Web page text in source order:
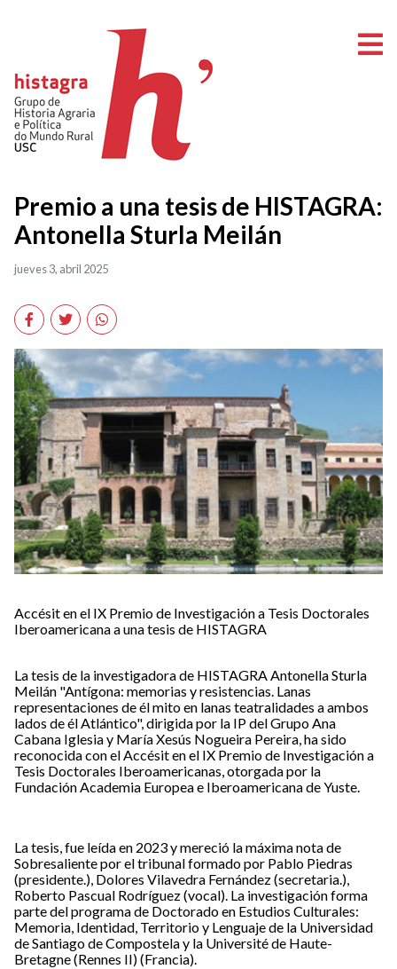
Premio a una tesis de HISTAGRA:
Antonella Sturla Meilán
jueves 3, abril 2025
Facebook
TwitterWhatsApp
Accésit en el IX Premio de Investigación a Tesis Doctorales
Iberoamericana a una tesis de HISTAGRA
La tesis de la investigadora de HISTAGRA Antonella Sturla
Meilán "Antígona: memorias y resistencias. Lanas
representaciones de él mito en lanas teatralidades a ambos
lados de él Atlántico", dirigida por la IP del Grupo Ana
Cabana Iglesia y María Xesús Nogueira Pereira, ha sido
reconocida con el Accésit en el IX Premio de Investigación a
Tesis Doctorales Iberoamericanas, otorgada por la
Fundación Academia Europea e Iberoamericana de Yuste.
La tesis, fue leída en 2023 y mereció la máxima nota de
Sobresaliente por el tribunal formado por Pablo Piedras
(presidente.), Dolores Vilavedra Fernández (secretaria.),
Roberto Pascual Rodríguez (vocal). La investigación forma
parte del programa de Doctorado en Estudios Culturales:
Memoria, Identidad, Territorio y Lenguaje de la Universidad
de Santiago de Compostela y la Université de Haute-
Bretagne (Rennes II) (Francia).